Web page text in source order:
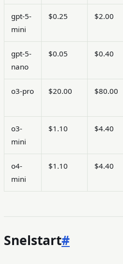
gpt-5-
mini
$0.25 $2.00
gpt-5-
nano
$0.05 $0.40
o3-pro $20.00 $80.00
o3-
mini
$1.10 $4.40
o4-
mini
$1.10 $4.40
Snelstart#